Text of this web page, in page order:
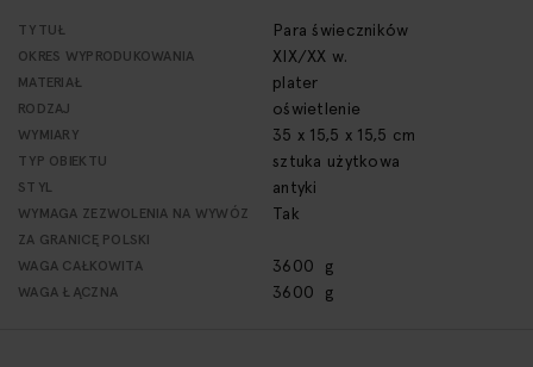
Więcej
informacji
TYTUŁ Para świeczników
OKRES WYPRODUKOWANIA XIX/XX w.
MATERIAŁ plater
RODZAJ oświetlenie
WYMIARY 35 x 15,5 x 15,5 cm
TYP OBIEKTU sztuka użytkowa
STYL antyki
WYMAGA ZEZWOLENIA NA WYWÓZ
ZA GRANICĘ POLSKI
Tak
WAGA CAŁKOWITA 3600 g
WAGA ŁĄCZNA 3600 g